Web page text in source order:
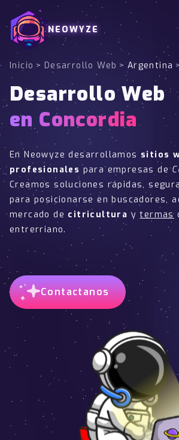
NEOWYZE
Inicio > Desarrollo Web > Argentina >
Desarrollo Web
en Concordia
En Neowyze desarrollamos sitios
profesionales para empresas de
Creamos soluciones rápidas,
para posicionarse en buscadores,
mercado de citricultura ytermas
entrerriano.
Contactanos